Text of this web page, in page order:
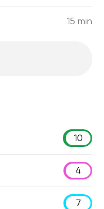
15 min
10
4
7